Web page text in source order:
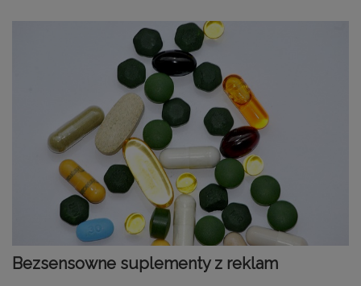
Bezsensowne suplementy z reklam